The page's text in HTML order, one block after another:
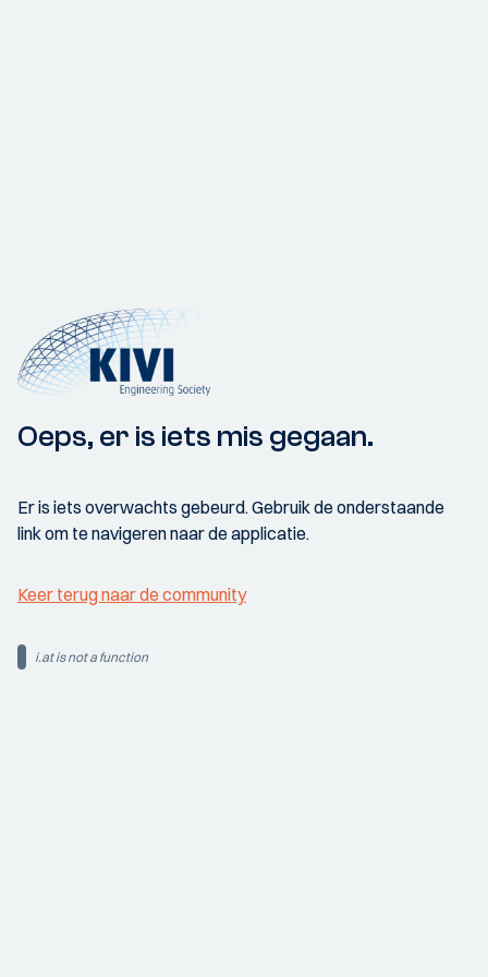
Oeps, er is iets mis gegaan.
Er is iets overwachts gebeurd. Gebruik de onderstaande
link om te navigeren naar de applicatie.
Keer terug naar de community
i.at is not a function